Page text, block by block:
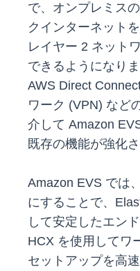
で、オンプレミス
クインターネット
レイヤー 2 ネット
できるようになり
AWS Direct
ワーク (VPN) など
介して Amazon
既存の機能が強化さ
Amazon EVS では
にすることで、
して安定したエン
HCX を使用してワ
セットアップを高